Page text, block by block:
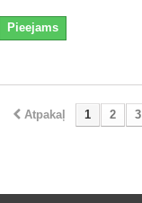
Pieejams
Atpakaļ 1 2 3